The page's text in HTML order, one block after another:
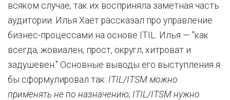
всяком случае, так их восприняла заметная часть
аудитории. Илья Хает рассказал про управление
бизнес-процессами на основе ITIL. Илья — "как
всегда, жовиален, прост, округл, хитроват и
задушевен." Основные выводы его выступления я
бы сформулировал так: ITIL/ITSM можно
применять не по назначению; ITIL/ITSM нужно